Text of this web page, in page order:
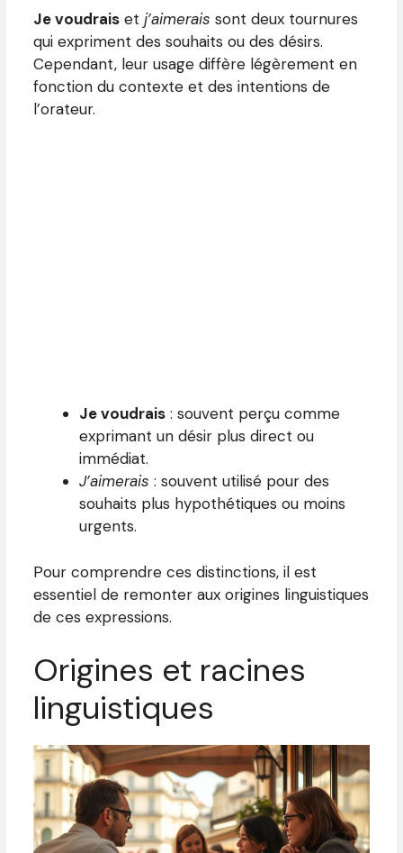
Je voudrais et j’aimerais sont deux tournures
qui expriment des souhaits ou des désirs.
Cependant, leur usage diffère légèrement en
fonction du contexte et des intentions de
l’orateur.
Je voudrais : souvent perçu comme
exprimant un désir plus direct ou
immédiat.
J’aimerais : souvent utilisé pour des
souhaits plus hypothétiques ou moins
urgents.
Pour comprendre ces distinctions, il est
essentiel de remonter aux origines linguistiques
de ces expressions.
Origines et racines
linguistiques